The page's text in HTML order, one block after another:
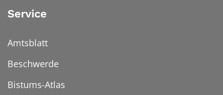
Service
Amtsblatt
Beschwerde
Bistums-Atlas